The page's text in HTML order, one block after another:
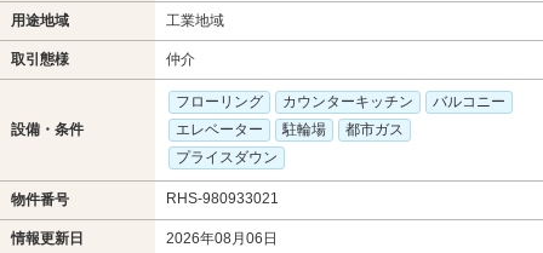
用途地域 工業地域
取引態様 仲介
設備・条件
フローリング カウンターキッチン
バルコニー
エレベーター
駐輪場
都市ガス
プライスダウン
物件番号 RHS-980933021
情報更新日 2026年08月06日